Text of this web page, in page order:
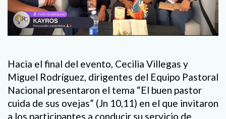
Hacia el final del evento, Cecilia Villegas y
Miguel Rodríguez, dirigentes del Equipo Pastoral
Nacional presentaron el tema “El buen pastor
cuida de sus ovejas” (Jn 10,11) en el que invitaron
a los participantes a conducir su servicio de